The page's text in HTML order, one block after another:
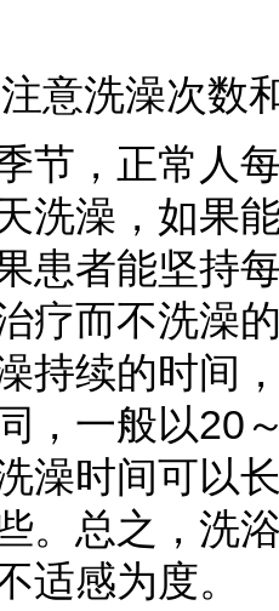
意洗澡次数
节，正常人
洗澡，如果
患者能坚持
疗而不洗澡
持续的时间
，一般以20
澡时间可以
。总之，洗
适感为度。